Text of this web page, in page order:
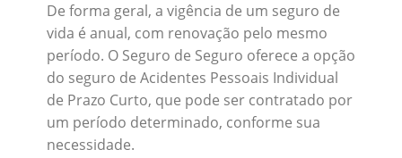
De forma geral, a vigência de um seguro de
vida é anual, com renovação pelo mesmo
período. O Seguro de Seguro oferece a opção
do seguro de Acidentes Pessoais Individual
de Prazo Curto, que pode ser contratado por
um período determinado, conforme sua
necessidade.